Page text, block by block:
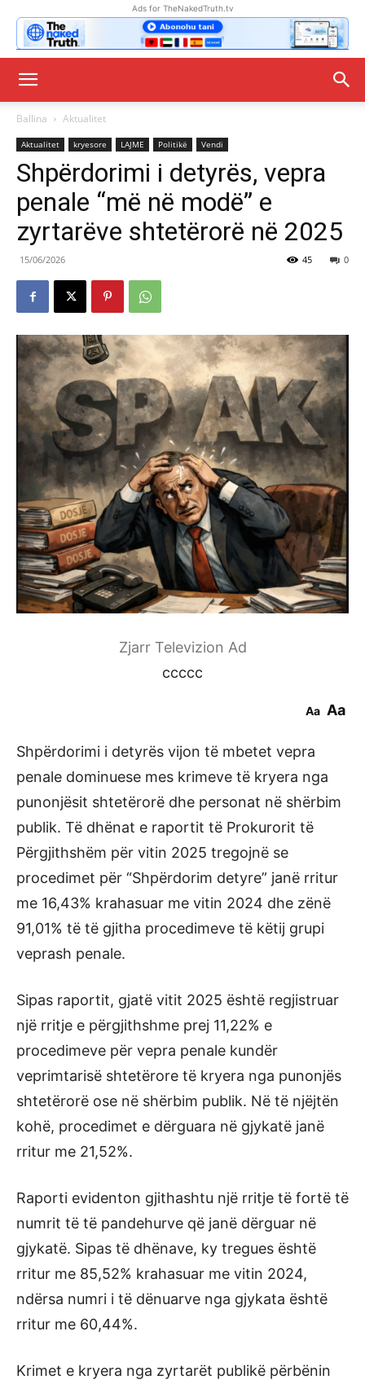
Ads for TheNakedTruth.tv
Ballina Aktualitet
Aktualitet kryesore LAJME Politikë Vendi
Shpërdorimi i detyrës, vepra
penale “më në modë” e
zyrtarëve shtetërorë në 2025
15/06/2026 0
45
Zjarr Televizion Ad
ccccc
Aa Aa
Shpërdorimi i detyrës vijon të mbetet vepra
penale dominuese mes krimeve të kryera nga
punonjësit shtetërorë dhe personat në shërbim
publik. Të dhënat e raportit të Prokurorit të
Përgjithshëm për vitin 2025 tregojnë se
procedimet për “Shpërdorim detyre” janë rritur
me 16,43% krahasuar me vitin 2024 dhe zënë
91,01% të të gjitha procedimeve të këtij grupi
veprash penale.
Sipas raportit, gjatë vitit 2025 është regjistruar
një rritje e përgjithshme prej 11,22% e
procedimeve për vepra penale kundër
veprimtarisë shtetërore të kryera nga punonjës
shtetërorë ose në shërbim publik. Në të njëjtën
kohë, procedimet e dërguara në gjykatë janë
rritur me 21,52%.
Raporti evidenton gjithashtu një rritje të fortë të
numrit të të pandehurve që janë dërguar në
gjykatë. Sipas të dhënave, ky tregues është
rritur me 85,52% krahasuar me vitin 2024,
ndërsa numri i të dënuarve nga gjykata është
rritur me 60,44%.
Krimet e kryera nga zyrtarët publikë përbënin